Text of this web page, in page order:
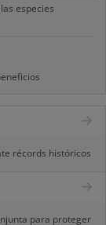
especies
récords históricos
para proteger